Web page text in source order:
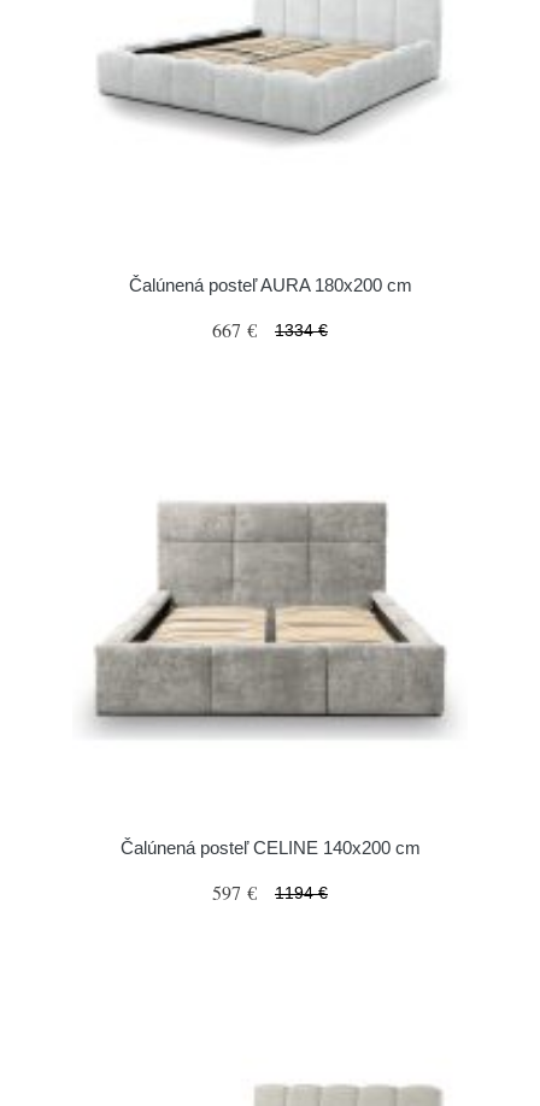
Čalúnená posteľ AURA 180x200 cm
667 € 1334 €
Čalúnená posteľ CELINE 140x200 cm
597 € 1194 €